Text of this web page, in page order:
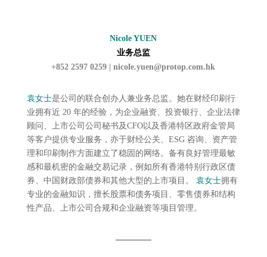
Nicole YUEN
业务总监
+852 2597 0259 |nicole.yuen@protop.com.hk
袁女士是公司的联合创办人兼业务总监。她在财经印刷行
业拥有近 20 年的经验，为企业融资、投资银行、企业法律
顾问、上市公司公司秘书及CFO以及香港特区政府金管局
等客户提供专业服务，亦于财经公关、ESG 咨询、资产管
理和印刷制作方面建立了稳固的网络。备有良好管理最敏
感和最机密的金融交易记录，例如所有香港特别行政区债
券、中国财政部债券和其他大型的上市项目。 袁女士拥有
专业的金融知识，擅长股票和债务项目、零售债券和结构
性产品、上市公司合规和企业融资等项目管理。